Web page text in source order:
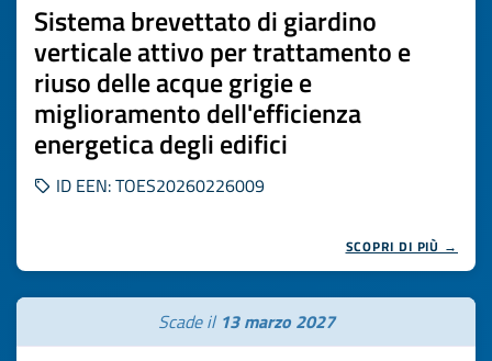
Sistema brevettato di giardino
verticale attivo per trattamento e
riuso delle acque grigie e
miglioramento dell'efficienza
energetica degli edifici
ID EEN: TOES20260226009
SCOPRI DI PIÙ →
Scade il 13 marzo 2027